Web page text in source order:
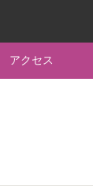
アクセス